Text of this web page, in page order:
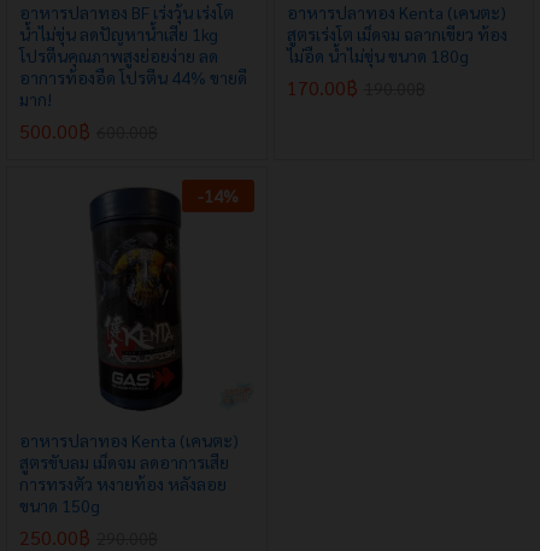
อาหารปลาทอง BF เร่งวุ้น เร่งโต
น้ำไม่ขุ่น ลดปัญหาน้ำเสีย 1kg
โปรตีนคุณภาพสูงย่อยง่าย ลด
อาการท้องอืด โปรตีน 44% ขายดี
มาก!
500.00฿
อาหารปลาทอง Kenta (เคนตะ)
สูตรเร่งโต เม็ดจม ฉลากเขียว ท้อง
ไม่อืด น้ำไม่ขุ่น ขนาด 180g
170.00฿
-14%
อาหารปลาทอง Kenta (เคนตะ)
สูตรขับลม เม็ดจม ลดอาการเสีย
การทรงตัว หงายท้อง หลังลอย
ขนาด 150g
250.00฿